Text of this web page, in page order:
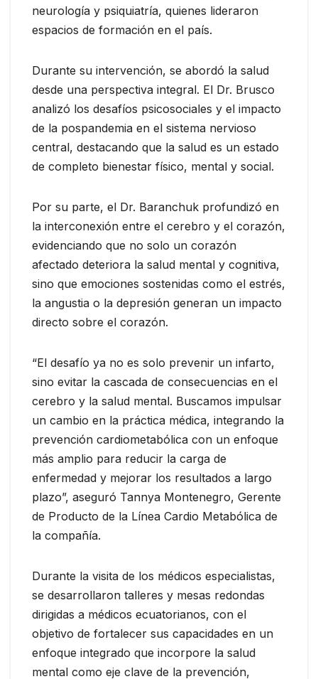
neurología y psiquiatría, quienes lideraron
espacios de formación en el país.
Durante su intervención, se abordó la salud
desde una perspectiva integral. El Dr. Brusco
analizó los desafíos psicosociales y el impacto
de la pospandemia en el sistema nervioso
central, destacando que la salud es un estado
de completo bienestar físico, mental y social.
Por su parte, el Dr. Baranchuk profundizó en
la interconexión entre el cerebro y el corazón,
evidenciando que no solo un corazón
afectado deteriora la salud mental y cognitiva,
sino que emociones sostenidas como el estrés,
la angustia o la depresión generan un impacto
directo sobre el corazón.
“El desafío ya no es solo prevenir un infarto,
sino evitar la cascada de consecuencias en el
cerebro y la salud mental. Buscamos impulsar
un cambio en la práctica médica, integrando la
prevención cardiometabólica con un enfoque
más amplio para reducir la carga de
enfermedad y mejorar los resultados a largo
plazo”, aseguró Tannya Montenegro, Gerente
de Producto de la Línea Cardio Metabólica de
la compañía.
Durante la visita de los médicos especialistas,
se desarrollaron talleres y mesas redondas
dirigidas a médicos ecuatorianos, con el
objetivo de fortalecer sus capacidades en un
enfoque integrado que incorpore la salud
mental como eje clave de la prevención,